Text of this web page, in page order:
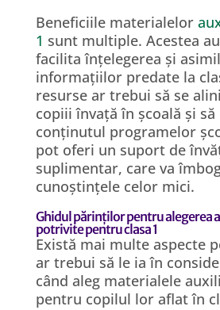
Beneficiile materialelor
1 sunt multiple. Acestea
facilita înțelegerea și
informațiilor predate la
resurse ar trebui să se
copiii învață în școală și
conținutul programelor
pot oferi un suport de
suplimentar, care va
cunoștințele celor mici.
Ghidul părinților pentru alegerea
potrivite pentru clasa 1
Există mai multe aspecte
ar trebui să le ia în
când aleg materialele
pentru copilul lor aflat în